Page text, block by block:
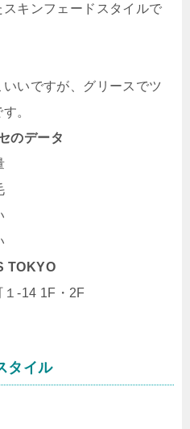
スキンフェードスタイルで
いですが、グリースでツ
。
のデータ
TOKYO
１-14 1F・2F
タイル